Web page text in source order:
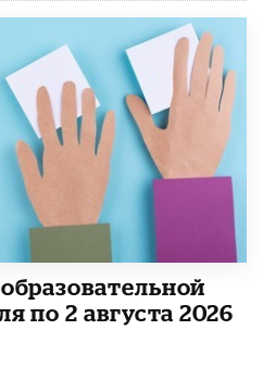
по 2 августа 2026